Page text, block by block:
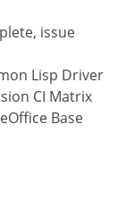
issue
Lisp Driver
CI Matrix
Base